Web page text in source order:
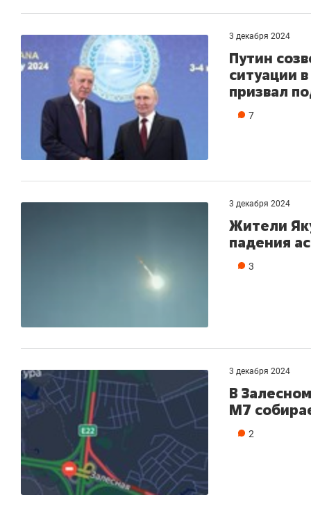
3 декабря 2024
Путин
ситуации
призвал
7
3 декабря 2024
Жители
падения
3
3 декабря 2024
В
М7
2